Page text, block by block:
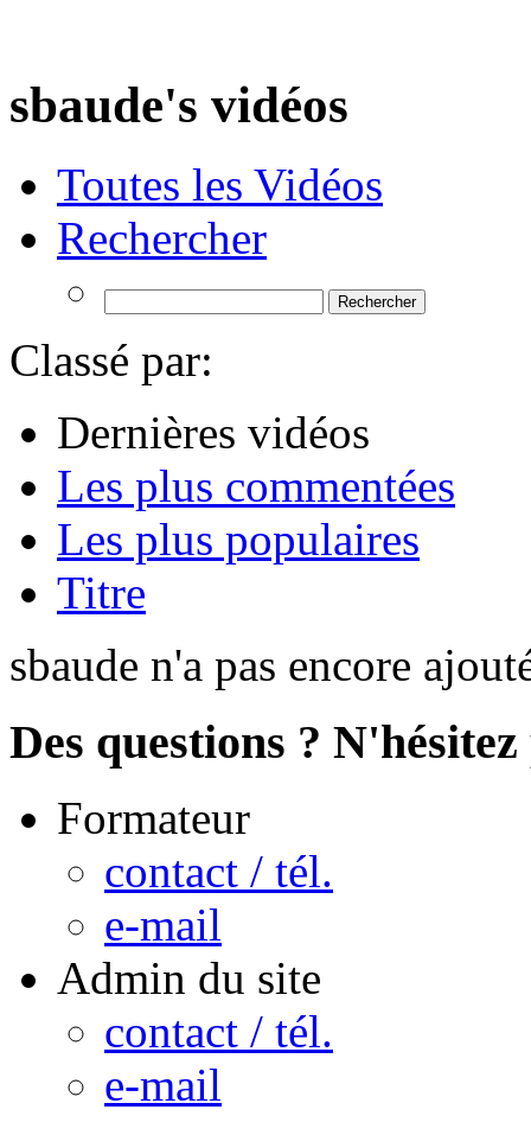
sbaude's vidéos
Toutes les Vidéos
Rechercher
Classé par:
Dernières vidéos
Les plus commentées
Les plus populaires
Titre
sbaude n'a pas encore
Des questions ?
Formateur
contact / tél.
e-mail
Admin du site
contact / tél.
e-mail